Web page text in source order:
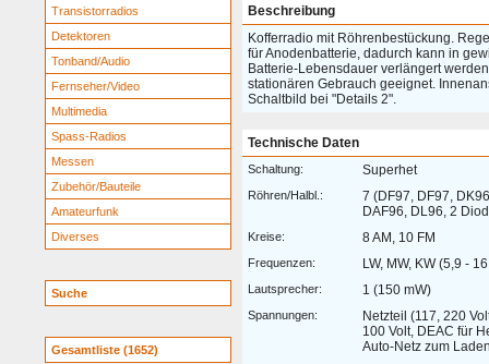
Transistorradios
Detektoren
Tonband/Audio
Fernseher/Video
Multimedia
Spass-Radios
Messen
Zubehör/Bauteile
Amateurfunk
Diverses
Suche
Gesamtliste (1652)
Beschreibung
Kofferradio mit Röhrenbestückung.
für Anodenbatterie, dadurch kann in
Batterie-Lebensdauer verlängert
stationären Gebrauch geeignet.
Schaltbild bei "Details 2".
Technische Daten
Schaltung: Superhet
Röhren/Halbl.:
7 (DF97, DF97,
DAF96, DL96, 2
Kreise: 8 AM, 10 FM
Frequenzen: LW, MW, KW (5,9 -
Lautsprecher: 1 (150 mW)
Spannungen:
Netzteil (117, 220
100 Volt, DEAC für
Auto-Netz zum